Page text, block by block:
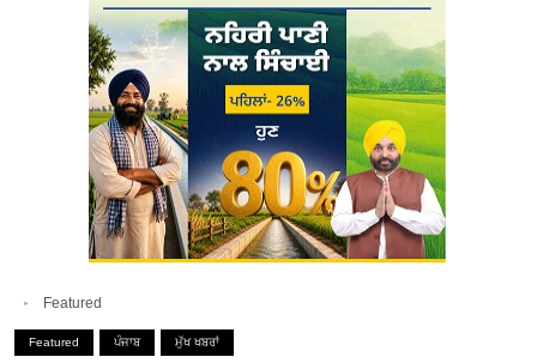
Featured
Featured ਪੰਜਾਬ ਮੁੱਖ ਖਬਰਾਂ